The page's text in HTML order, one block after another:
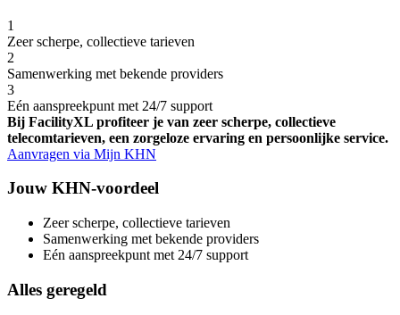
1
Zeer scherpe, collectieve tarieven
2
Samenwerking met bekende providers
3
Eén aanspreekpunt met 24/7 support
Bij FacilityXL profiteer je van zeer scherpe, collectieve
telecomtarieven, een zorgeloze ervaring en persoonlijke service.
Aanvragen via Mijn KHN
Jouw KHN-voordeel
Zeer scherpe, collectieve tarieven
Samenwerking met bekende providers
Eén aanspreekpunt met 24/7 support
Alles geregeld